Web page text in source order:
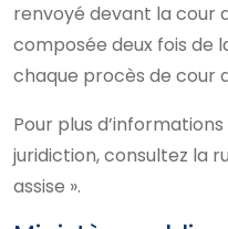
renvoyé devant la cour
composée deux fois de
chaque procès de cour
Pour plus
juridiction, consultez la
assise ».